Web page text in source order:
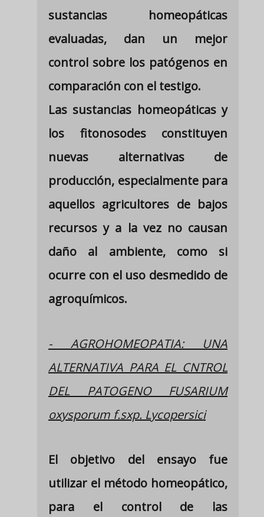
sustancias homeopáticas
evaluadas, dan un mejor
control sobre los patógenos en
comparación con el testigo.
Las sustancias homeopáticas y
los fitonosodes constituyen
nuevas alternativas de
producción, especialmente para
aquellos agricultores de bajos
recursos y a la vez no causan
daño al ambiente, como si
ocurre con el uso desmedido de
agroquímicos.
- AGROHOMEOPATIA: UNA
ALTERNATIVA PARA EL CNTROL
DEL PATOGENO FUSARIUM
oxysporum f.sxp. Lycopersici
El objetivo del ensayo fue
utilizar el método homeopático,
para el control de las